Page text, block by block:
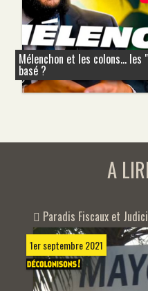
Mélenchon et les colons...
basé ?
A
Paradis Fiscaux et
1er septembre 2021